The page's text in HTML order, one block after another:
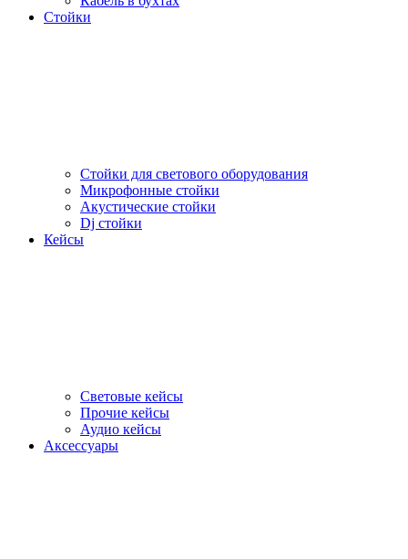
Стойки
Стойки для светового оборудования
Микрофонные стойки
Акустические стойки
Dj стойки
Кейсы
Световые кейсы
Прочие кейсы
Аудио кейсы
Аксессуары